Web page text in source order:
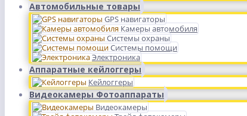
Автомобильные товары
GPS навигаторы
Камеры автомобиля
Системы охраны
Системы помощи
Электроника
Аппаратные кейлоггеры
Кейлоггеры
Видеокамеры Фотоаппараты
Видеокамеры